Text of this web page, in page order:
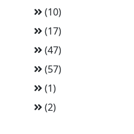
(10)
(17)
(47)
(57)
(1)
(2)